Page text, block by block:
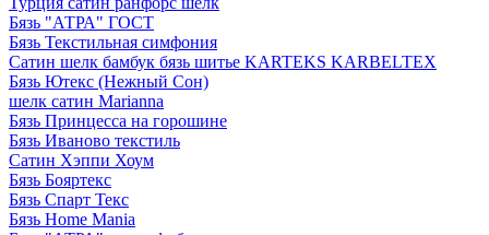
Бязь "АТРА" ГОСТ
Бязь Текстильная симфония
Сатин шелк бамбук бязь шитье KARTEKS KARBELTEX
Бязь Ютекс (Нежный Сон)
шелк сатин Marianna
Бязь Принцесса на горошине
Бязь Иваново текстиль
Сатин Хэппи Хоум
Бязь Бояртекс
Бязь Спарт Текс
Бязь Home Mania